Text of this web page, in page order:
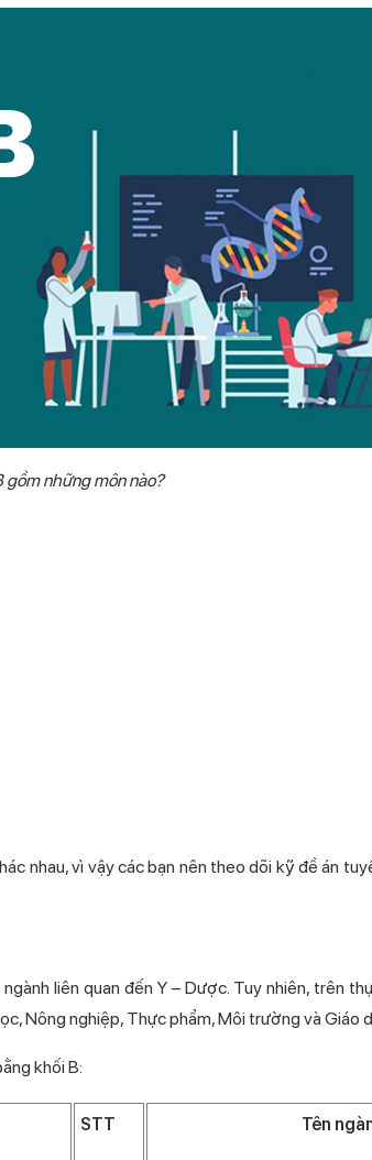
gồm những môn nào?
nhau, vì vậy các bạn nên theo dõi kỹ đề án
liên quan đến Y – Dược. Tuy nhiên, trên
Nông nghiệp, Thực phẩm, Môi trường và Giáo
khối B:
STT Tên